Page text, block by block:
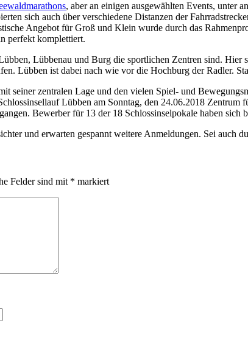
, aber an einigen ausgewählten Events, unter
sich auch über verschiedene Distanzen der
Angebot für Groß und Klein wurde durch das
perfekt komplettiert.
Lübbenau und Burg die sportlichen Zentren sind. Hier
Lübben ist dabei nach wie vor die Hochburg der Radler.
seiner zentralen Lage und den vielen Spiel- und
Lübben am Sonntag, den 24.06.2018
Bewerber für 13 der 18 Schlossinselpokale haben sich
und erwarten gespannt weitere Anmeldungen. Sei auch
Felder sind mit * markiert